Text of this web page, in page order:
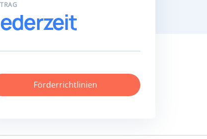
Förderrichtlinien